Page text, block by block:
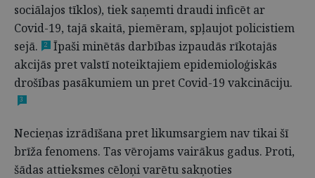
sociālajos tīklos), tiek saņemti draudi inficēt ar
Covid-19, tajā skaitā, piemēram, spļaujot policistiem
sejā.
2
Īpaši minētās darbības izpaudās rīkotajās
akcijās pret valstī noteiktajiem epidemioloģiskās
drošības pasākumiem un pret Covid-19 vakcināciju.
3
Necieņas izrādīšana pret likumsargiem nav tikai šī
brīža fenomens. Tas vērojams vairākus gadus. Proti,
šādas attieksmes cēloņi varētu sakņoties